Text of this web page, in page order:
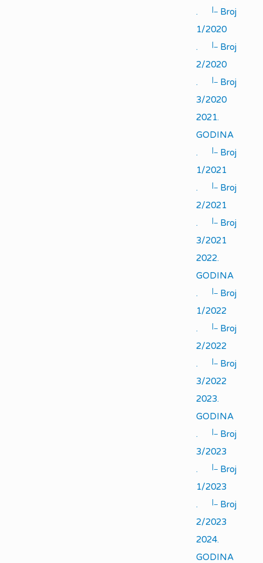
.
|_ Broj
1/2020
.
|_ Broj
2/2020
.
|_ Broj
3/2020
2021.
GODINA
.
|_ Broj
1/2021
.
|_ Broj
2/2021
.
|_ Broj
3/2021
2022.
GODINA
.
|_ Broj
1/2022
.
|_ Broj
2/2022
.
|_ Broj
3/2022
2023.
GODINA
.
|_ Broj
3/2023
.
|_ Broj
1/2023
.
|_ Broj
2/2023
2024.
GODINA